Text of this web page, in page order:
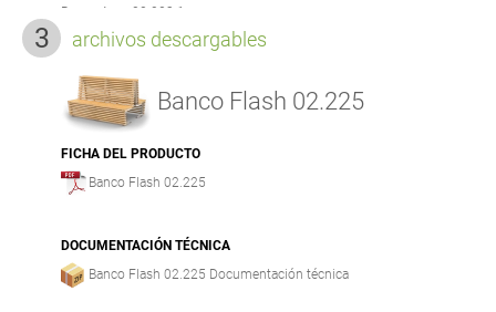
Banco Aura 02.023.1
Banco Aura 02.223
Banco Aura 02.023.2
Banco B-bench 02.410.1
Banco B-bench 02.010
Banco B-bench 02.410
Banco Bergen 02.215
Banco Biker 02.417
archivos descargables
Banco Flash 02.225
FICHA DEL PRODUCTO
Banco Flash 02.225
DOCUMENTACIÓN TÉCNICA
Banco Flash 02.225 Documentación técnica